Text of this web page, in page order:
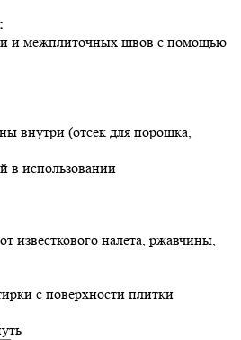
и межплиточных швов с помощью
внутри (отсек для порошка,
в использовании
известкового налета, ржавчины,
с поверхности плитки